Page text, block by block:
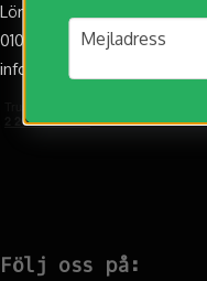
email
Mejladress
Lör: 10:00-14:00 (Augusti-
010-188 20 20
info@rmjakt.se
Följ oss på: